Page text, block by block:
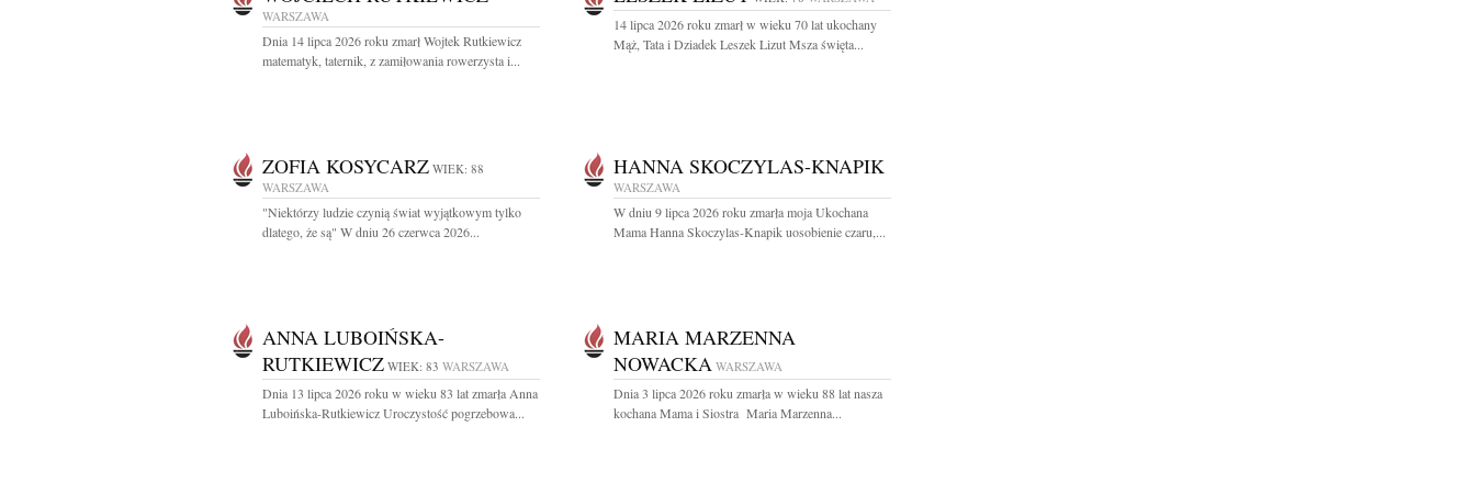
WARSZAWA
Dnia 14 lipca 2026 roku zmarł Wojtek Rutkiewicz
matematyk, taternik, z zamiłowania rowerzysta i...
14 lipca 2026 roku zmarł w wieku 70 lat ukochany
Mąż, Tata i Dziadek Leszek Lizut Msza święta...
ZOFIA KOSYCARZ WIEK: 88
WARSZAWA
"Niektórzy ludzie czynią świat wyjątkowym tylko
dlatego, że są" W dniu 26 czerwca 2026...
HANNA SKOCZYLAS-KNAPIK
WARSZAWA
W dniu 9 lipca 2026 roku zmarła moja Ukochana
Mama Hanna Skoczylas-Knapik uosobienie czaru,...
ANNA LUBOIŃSKA-
RUTKIEWICZ WIEK: 83 WARSZAWA
Dnia 13 lipca 2026 roku w wieku 83 lat zmarła Anna
Luboińska-Rutkiewicz Uroczystość pogrzebowa...
MARIA MARZENNA
NOWACKA WARSZAWA
Dnia 3 lipca 2026 roku zmarła w wieku 88 lat nasza
kochana Mama i Siostra Maria Marzenna...